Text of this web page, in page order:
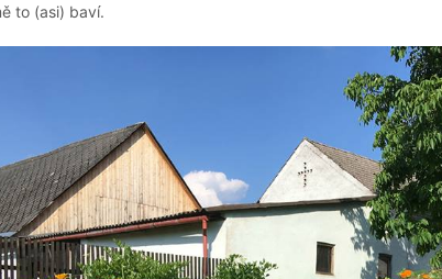
to (asi) baví.